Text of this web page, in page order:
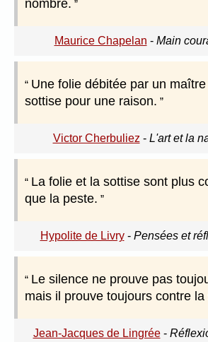
nombre.
Maurice Chapelan - Main
Une folie débitée par un
sottise pour une raison.
Victor Cherbuliez - L'art et la
La folie et la sottise sont plus
que la peste.
Hypolite de Livry- Pensées et
Le silence ne prouve pas
mais il prouve toujours contre la
Jean-Jacques de Lingrée-